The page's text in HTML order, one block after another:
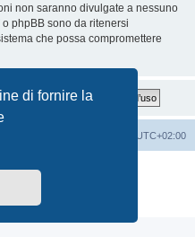
di fornire la
non saranno divulgate a nessuno
o phpBB sono da ritenersi
che possa compromettere
UTC+02:00